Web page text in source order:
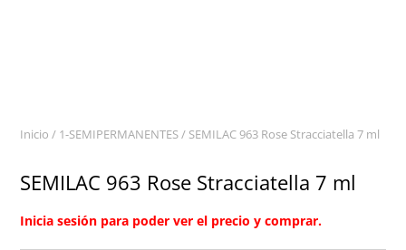
Inicio / 1-SEMIPERMANENTES/ SEMILAC 963 Rose Stracciatella 7 ml
SEMILAC 963 Rose Stracciatella 7 ml
Inicia sesión para poder ver el precio y comprar.